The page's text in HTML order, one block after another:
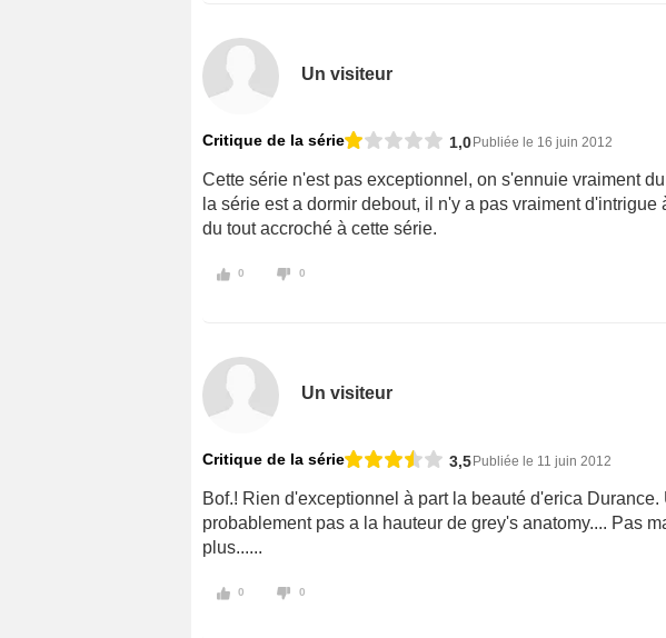
Un visiteur
Critique de la série 1,0 Publiée le 16 juin 2012
Cette série n'est pas exceptionnel, on s'ennuie vraiment
la série est a dormir debout, il n'y a pas vraiment
du tout accroché à cette série.
0 0
Un visiteur
Critique de la série 3,5 Publiée le 11 juin 2012
Bof.! Rien d'exceptionnel à part la beauté d'erica
probablement pas a la hauteur de grey's anatomy.... Pas
plus......
0 0